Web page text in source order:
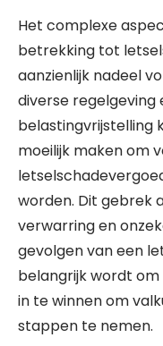
Het complexe
betrekking tot
aanzienlijk nadeel
diverse regelgeving
belastingvrijstelling
moeilijk maken om
worden. Dit gebrek
verwarring en
gevolgen van een
belangrijk wordt
in te winnen om
stappen te nemen.